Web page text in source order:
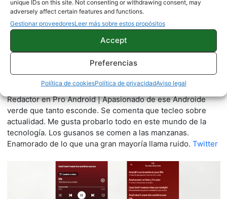
unique IDs on this site. Not consenting or withdrawing consent, may
adversely affect certain features and functions.
Gestionar proveedoresLeer más sobre estos propósitos
Accept
Preferencias
Política de cookiesPolítica de privacidadAviso legal
Quelian Sanz
11059 artículos publicados en ProAndroid desde 2020.
Redactor en Pro Android | Apasionado de ese Androide
verde que tanto esconde. Se comenta que tecleo sobre
actualidad. Me gusta probarlo todo en este mundo de la
tecnología. Los gusanos se comen a las manzanas.
Enamorado de lo que una gran mayoría llama ruido. Twitter